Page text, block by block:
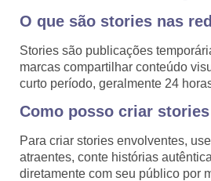
O que são stories nas
Stories são publicações
marcas compartilhar conteúdo
curto período, geralmente 24
Como posso criar
Para criar stories envolventes,
atraentes, conte histórias
diretamente com seu público por